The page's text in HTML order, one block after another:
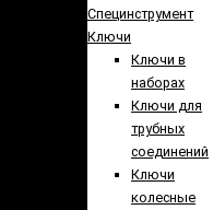
Специнструмент
Ключи
Ключи в
наборах
Ключи для
трубных
соединений
Ключи
колесные